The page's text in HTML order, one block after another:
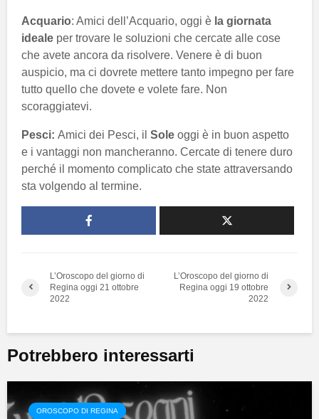
Acquario: Amici dell’Acquario, oggi è la giornata
ideale per trovare le soluzioni che cercate alle cose
che avete ancora da risolvere. Venere è di buon
auspicio, ma ci dovrete mettere tanto impegno per fare
tutto quello che dovete e volete fare. Non
scoraggiatevi.
Pesci: Amici dei Pesci, il Sole oggi è in buon aspetto
e i vantaggi non mancheranno. Cercate di tenere duro
perché il momento complicato che state attraversando
sta volgendo al termine.
L’Oroscopo del giorno di
Regina oggi 21 ottobre
2022
L’Oroscopo del giorno di
Regina oggi 19 ottobre
2022
Potrebbero interessarti
OROSCOPO DI REGINA